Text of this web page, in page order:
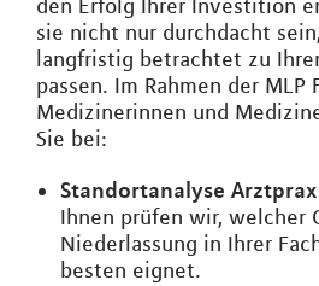
den Erfolg Ihrer Investition
sie nicht nur durchdacht
langfristig betrachtet zu
passen. Im Rahmen der
Medizinerinnen und
Sie bei:
Standortanalyse
Ihnen prüfen wir, welcher
Niederlassung in Ihrer
besten eignet.